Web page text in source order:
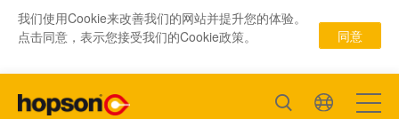
我们使用Cookie来改善我们的网站并提升您的体验。
点击同意，表示您接受我们的Cookie政策。
同意